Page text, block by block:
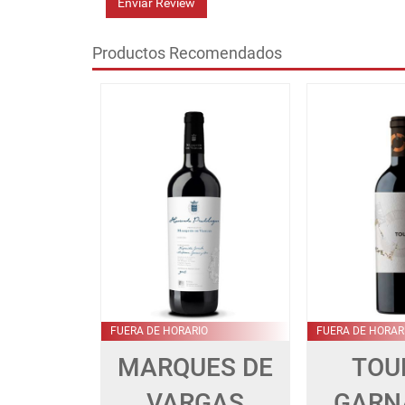
Productos Recomendados
FUERA DE HORARIO
MARQUES DE
FUERA DE